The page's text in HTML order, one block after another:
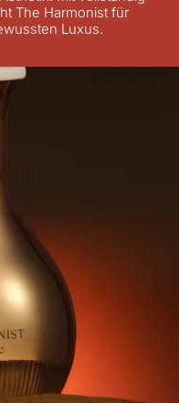
The Harmonist für
Luxus.